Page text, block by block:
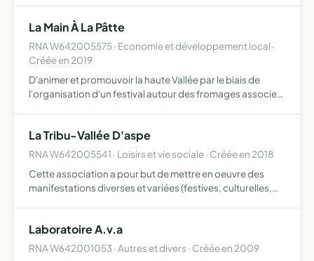
La Main À La Pâtte
RNA W642005575 · Economie et développement local ·
Créée en 2019
D'animer et promouvoir la haute Vallée par le biais de
l'organisation d'un festival autour des fromages associer
La Tribu-Vallée D'aspe
RNA W642005541 · Loisirs et vie sociale · Créée en 2018
Cette association a pour but de mettre en oeuvre des
manifestations diverses et variées (festives, culturelles,
Laboratoire A.v.a
RNA W642001053 · Autres et divers · Créée en 2009